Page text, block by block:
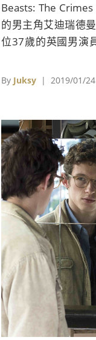
Beasts: The
的男主角艾迪瑞德
位37歲的英國男演
德曼本人也曾在訪
By Juksy | 2019/01/24